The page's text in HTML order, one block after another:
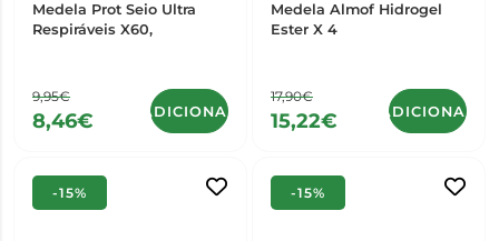
Medela Prot Seio Ultra
Respiráveis X60,
9,95€
8,46€ ADICIONAR
Medela Almof Hidrogel
Ester X 4
17,90€
15,22€ ADICIONAR
-15% -15%